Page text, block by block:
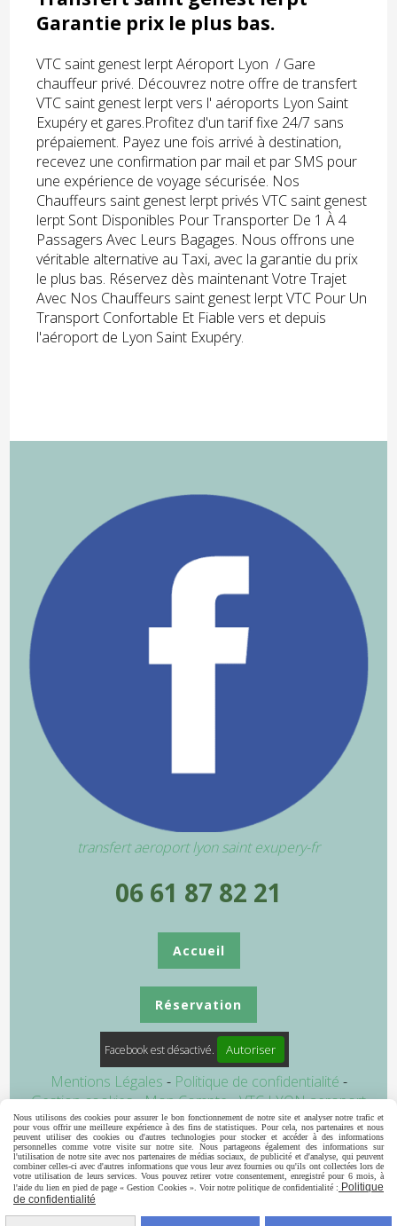
Garantie prix le plus bas.
VTC saint genest lerpt Aéroport Lyon / Gare
chauffeur privé. Découvrez notre offre de transfert
VTC saint genest lerpt vers l' aéroports Lyon Saint
Exupéry et gares.Profitez d'un tarif fixe 24/7 sans
prépaiement. Payez une fois arrivé à destination,
recevez une confirmation par mail et par SMS pour
une expérience de voyage sécurisée. Nos
Chauffeurs saint genest lerpt privés VTC saint genest
lerpt Sont Disponibles Pour Transporter De 1 À 4
Passagers Avec Leurs Bagages. Nous offrons une
véritable alternative au Taxi, avec la garantie du prix
le plus bas. Réservez dès maintenant Votre Trajet
Avec Nos Chauffeurs saint genest lerpt VTC Pour Un
Transport Confortable Et Fiable vers et depuis
l'aéroport de Lyon Saint Exupéry.
transfert aeroport lyon saint exupery-fr
06 61 87 82 21
Accueil
Réservation
Facebook est désactivé. Autoriser
Mentions Légales
Politique de confidentialité
Gestion cookies Mon Compte VTC LYON aeroport
transfert aeroport lyon navette aeroport lyon Taxi
Ambulance Annuaire vtc
Nous utilisons des cookies pour assurer le bon fonctionnement de notre site et analyser notre trafic et
pour vous offrir une meilleure expérience à des fins de statistiques. Pour cela, nos partenaires et nous
peuvent utiliser des cookies ou d'autres technologies pour stocker et accéder à des informations
personnelles comme votre visite sur notre site. Nous partageons également des informations sur
l'utilisation de notre site avec nos partenaires de médias sociaux, de publicité et d'analyse, qui peuvent
combiner celles-ci avec d'autres informations que vous leur avez fournies ou qu'ils ont collectées lors de
votre utilisation de leurs services. Vous pouvez retirer votre consentement, enregistré pour 6 mois, à
l'aide du lien en pied de page « Gestion Cookies ». Voir notre politique de confidentialité : Politique
de confidentialité